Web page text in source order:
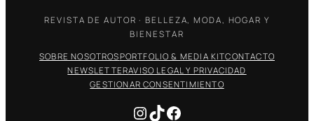
REVISTA DE AUTOR · BELLEZA, MODA, HOGAR Y
BIENESTAR
SOBRE NOSOTROSPORTFOLIO & MEDIA KITCONTACTO
NEWSLETTERAVISO LEGAL Y PRIVACIDAD
GESTIONAR CONSENTIMIENTO
Instagram
TikTokFacebook